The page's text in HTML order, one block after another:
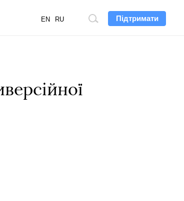
Підтримати
Пошук
EN RU